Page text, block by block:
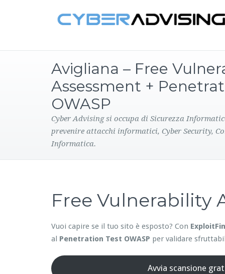
Avigliana – Free
Assessment +
OWASP
Cyber Advising si occupa di Sicurezza
prevenire attacchi informatici, Cyber Security,
Informatica.
Free Vulnerability
Vuoi capire se il tuo sito è esposto? Con
al Penetration Test OWASP per validare
Avvia scansione